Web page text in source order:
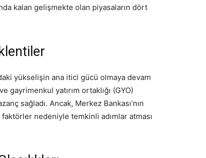
kalan gelişmekte olan piyasaların dört
yükselişin ana itici gücü olmaya devam
yatırım ortaklığı (GYO)
sağladı. Ancak, Merkez Bankası’nın
nedeniyle temkinli adımlar atması